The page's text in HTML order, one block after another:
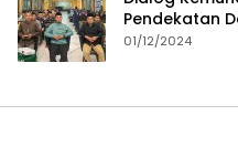
Pendekatan
01/12/2024